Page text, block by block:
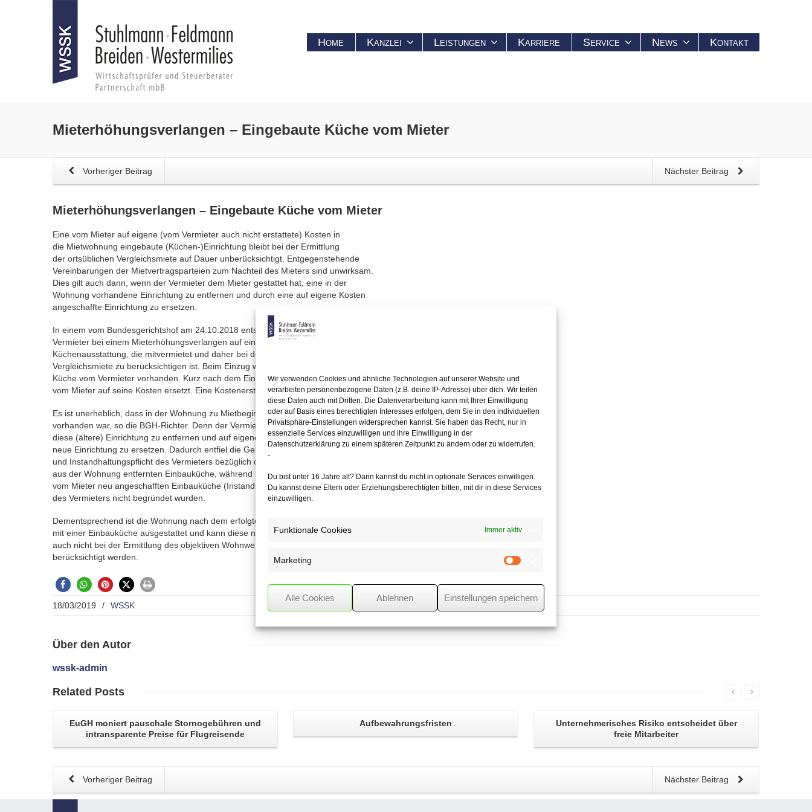
Wir verwenden Cookies und ähnliche Technologien auf unserer Website und
verarbeiten personenbezogene Daten (z.B. deine IP-Adresse) über dich. Wir teilen
diese Daten auch mit Dritten. Die Datenverarbeitung kann mit Ihrer Einwilligung
oder auf Basis eines berechtigten Interesses erfolgen, dem Sie in den individuellen
Privatsphäre-Einstellungen widersprechen kannst. Sie haben das Recht, nur in
essenzielle Services einzuwilligen und ihre Einwilligung in der
Datenschutzerklärung zu einem späteren Zeitpunkt zu ändern oder zu widerrufen.
-
Du bist unter 16 Jahre alt? Dann kannst du nicht in optionale Services einwilligen.
Du kannst deine Eltern oder Erziehungsberechtigten bitten, mit dir in diese Services
einzuwilligen.
Funktionale Cookies Immer aktiv
Marketing
Alle Cookies Ablehnen Einstellungen speichern
Home Kanzlei Leistungen Karriere Service News Kontakt
Mieterhöhungsverlangen – Eingebaute Küche vom Mieter
Nächster Beitrag
Vorheriger Beitrag
Mieterhöhungsverlangen – Eingebaute Küche vom Mieter
Eine vom Mieter auf eigene (vom Vermieter auch nicht erstattete) Kosten in
die Mietwohnung eingebaute (Küchen-)Einrichtung bleibt bei der Ermittlung
der ortsüblichen Vergleichsmiete auf Dauer unberücksichtigt. Entgegenstehende
Vereinbarungen der Mietvertragsparteien zum Nachteil des Mieters sind unwirksam.
Dies gilt auch dann, wenn der Vermieter dem Mieter gestattet hat, eine in der
Wohnung vorhandene Einrichtung zu entfernen und durch eine auf eigene Kosten
angeschaffte Einrichtung zu ersetzen.
In einem vom Bundesgerichtshof am 24.10.2018 entschiedenen Fall verwies der
Vermieter bei einem Mieterhöhungsverlangen auf eine vorhandene moderne
Küchenausstattung, die mitvermietet und daher bei der Ermittlung der ortsüblichen
Vergleichsmiete zu berücksichtigen ist. Beim Einzug war eine gebrauchte
Küche vom Vermieter vorhanden. Kurz nach dem Einzug wurde diese jedoch
vom Mieter auf seine Kosten ersetzt. Eine Kostenerstattung gab es nicht.
Es ist unerheblich, dass in der Wohnung zu Mietbeginn eine Einbauküche
vorhanden war, so die BGH-Richter. Denn der Vermieter hatte dem Mieter gestattet,
diese (ältere) Einrichtung zu entfernen und auf eigene Kosten durch eine
neue Einrichtung zu ersetzen. Dadurch entfiel die Gebrauchsgewährungs-
und Instandhaltungspflicht des Vermieters bezüglich der bisherigen, nunmehr
aus der Wohnung entfernten Einbauküche, während bezüglich der
vom Mieter neu angeschafften Einbauküche (Instandhaltungs- und Gebrauchsgewährungs-)Pflichten
des Vermieters nicht begründet wurden.
Dementsprechend ist die Wohnung nach dem erfolgten Austausch nicht mehr vermieterseits
mit einer Einbauküche ausgestattet und kann diese nunmehrige Mietereinrichtung
auch nicht bei der Ermittlung des objektiven Wohnwerts zugunsten des Vermieters
berücksichtigt werden.
18/03/2019 / WSSK
Über den Autor
wssk-admin
Related Posts
EuGH moniert pauschale Stornogebühren und
intransparente Preise für Flugreisende
Aufbewahrungsfristen
Unternehmerisches Risiko entscheidet über
freie Mitarbeiter
Nächster Beitrag
Vorheriger Beitrag